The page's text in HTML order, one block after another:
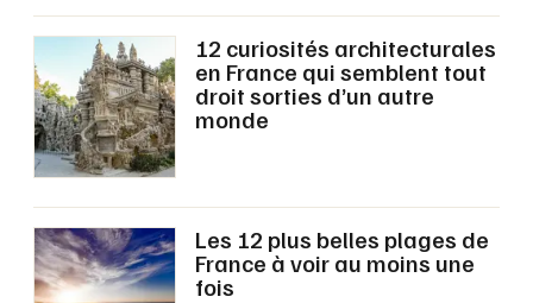
Sorties famille
Expos
Sorties & loisirs
Site touristique dans le Nord
Site touristique en Nord-Pas-de-Calais
Toulouse
Toutes les villes
12 curiosités architecturales
en France qui semblent tout
droit sorties d’un autre
monde
Les 12 plus belles plages de
France à voir au moins une
fois